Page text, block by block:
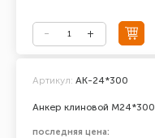
Анкер клиновой М24*300
Артикул: АК-24*300
последняя цена: